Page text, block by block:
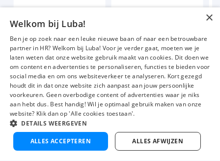
favorieten
24 tot 40 uur
Uitzicht op vaste dienst
Detacheren
€ 12,08
Nu solliciteren
Vacatures
Over ons
Werken bij Luba
Voor werkgevers
Mijn Luba
Contact
×
Welkom bij Luba!
Ben je op zoek naar een leuke nieuwe baan of naar een betrouwbare
partner in HR? Welkom bij Luba! Voor je verder gaat, moeten we je
laten weten dat onze website gebruik maakt van cookies. Dit doen we
om content en advertenties te personaliseren, functies te bieden voor
social media en om ons websiteverkeer te analyseren. Kort gezegd
houdt dit in dat onze website zich aanpast aan jouw persoonlijke
voorkeuren. Geen overbodige content of advertenties waar je niks
aan hebt dus. Best handig! Wil je optimaal gebruik maken van onze
website? Klik dan op 'Alle cookies toestaan'.
DETAILS WEERGEVEN
ALLES ACCEPTEREN ALLES AFWIJZEN